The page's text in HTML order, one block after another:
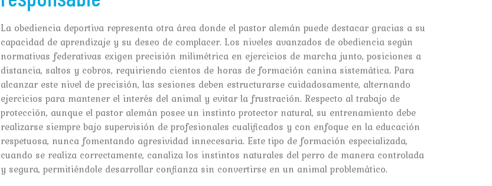
La obediencia deportiva representa otra área donde el pastor alemán puede destacar gracias a su
capacidad de aprendizaje y su deseo de complacer. Los niveles avanzados de obediencia según
normativas federativas exigen precisión milimétrica en ejercicios de marcha junto, posiciones a
distancia, saltos y cobros, requiriendo cientos de horas de formación canina sistemática. Para
alcanzar este nivel de precisión, las sesiones deben estructurarse cuidadosamente, alternando
ejercicios para mantener el interés del animal y evitar la frustración. Respecto al trabajo de
protección, aunque el pastor alemán posee un instinto protector natural, su entrenamiento debe
realizarse siempre bajo supervisión de profesionales cualificados y con enfoque en la educación
respetuosa, nunca fomentando agresividad innecesaria. Este tipo de formación especializada,
cuando se realiza correctamente, canaliza los instintos naturales del perro de manera controlada
y segura, permitiéndole desarrollar confianza sin convertirse en un animal problemático.